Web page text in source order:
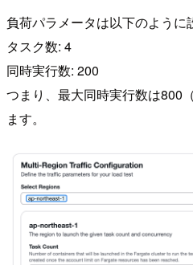
負荷パラメータは以下のように
タスク数: 4
同時実行数: 200
つまり、最大同時実行数は800
ます。